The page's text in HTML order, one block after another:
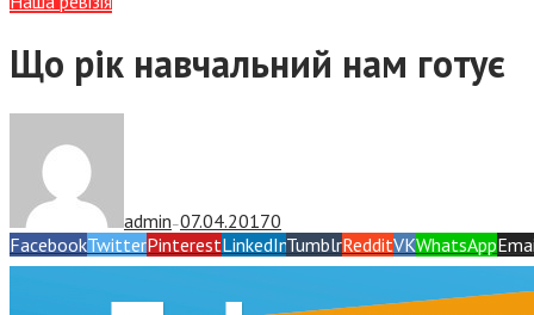
Що рік навчальний нам готує
admin —07.04.20170
FacebookTwitterPinterestLinkedInTumblrRedditVKWhatsApp